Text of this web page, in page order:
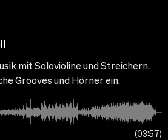
mit Solovioline und Streichern.
Grooves und Hörner ein.
03:57